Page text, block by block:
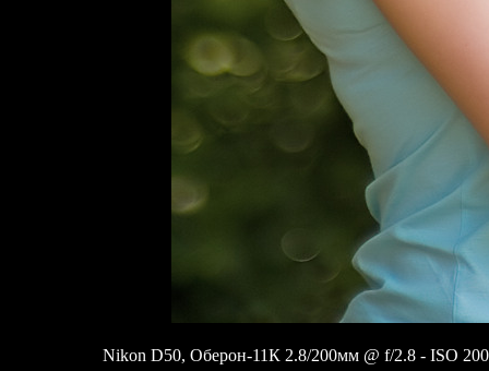
Nikon D50, Оберон-11К 2.8/200мм @ f/2.8 - ISO